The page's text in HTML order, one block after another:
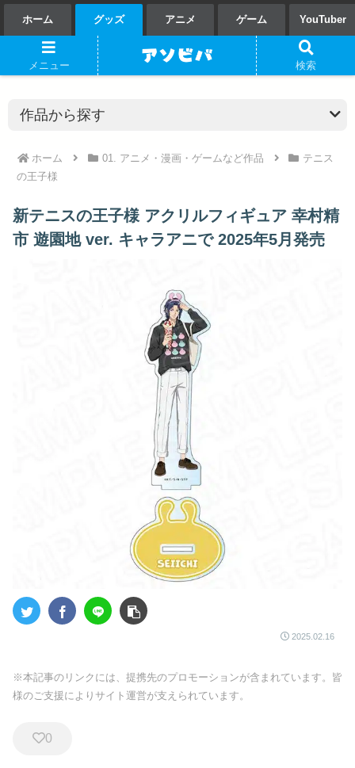
ホーム グッズ アニメ ゲーム YouTuber
ホーム 01. アニメ・漫画・ゲームなど作品
テニス
の王子様
新テニスの王子様 アクリルフィギュア 幸村精
市 遊園地 ver. キャラアニで 2025年5月発売
2025.02.16
※本記事のリンクには、提携先のプロモーションが含まれています。皆
様のご支援によりサイト運営が支えられています。
0
メニュー 検索